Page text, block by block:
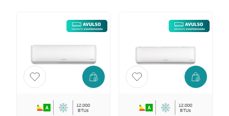
12.000
BTUs
12.000
BTUs